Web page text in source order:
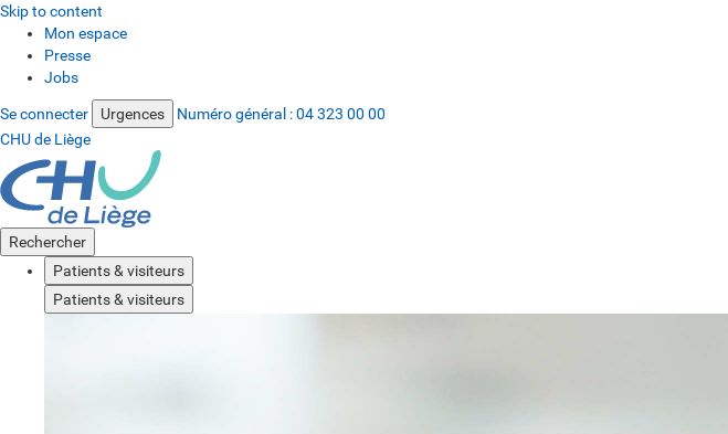
Skip to content
Mon espace
Presse
Jobs
Se connecter Urgences Numéro général :04 323 00 00
CHU de Liège
Rechercher
Patients & visiteurs
Patients & visiteurs